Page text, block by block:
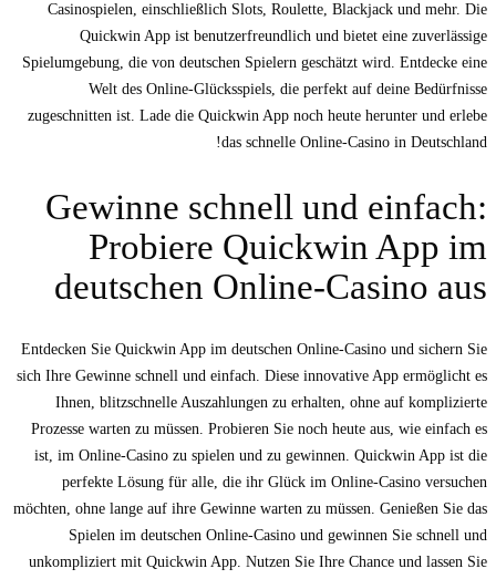
Casinospielen, einschließlich Slots, Roulette, Blackjack und mehr. Die
Quickwin App ist benutzerfreundlich und bietet eine zuverlässige
Spielumgebung, die von deutschen Spielern geschätzt wird. Entdecke eine
Welt des Online-Glücksspiels, die perfekt auf deine Bedürfnisse
zugeschnitten ist. Lade die Quickwin App noch heute herunter und erlebe
das schnelle Online-Casino in Deutschland!
Gewinne schnell und einfach:
Probiere Quickwin App im
deutschen Online-Casino aus
Entdecken Sie Quickwin App im deutschen Online-Casino und sichern Sie
sich Ihre Gewinne schnell und einfach. Diese innovative App ermöglicht es
Ihnen, blitzschnelle Auszahlungen zu erhalten, ohne auf komplizierte
Prozesse warten zu müssen. Probieren Sie noch heute aus, wie einfach es
ist, im Online-Casino zu spielen und zu gewinnen. Quickwin App ist die
perfekte Lösung für alle, die ihr Glück im Online-Casino versuchen
möchten, ohne lange auf ihre Gewinne warten zu müssen. Genießen Sie das
Spielen im deutschen Online-Casino und gewinnen Sie schnell und
unkompliziert mit Quickwin App. Nutzen Sie Ihre Chance und lassen Sie